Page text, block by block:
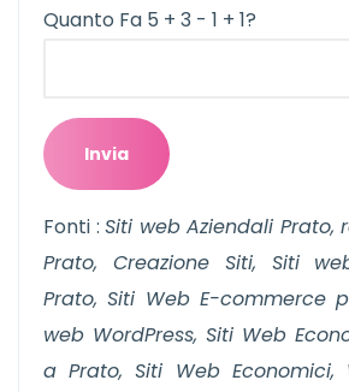
Quanto Fa 5 + 3 - 1 + 1?
Fonti :Siti web Aziendali Prato,
Prato, Creazione Siti, Siti
Prato, Siti Web E-commerce
web WordPress, Siti Web
a Prato, Siti Web Economici,